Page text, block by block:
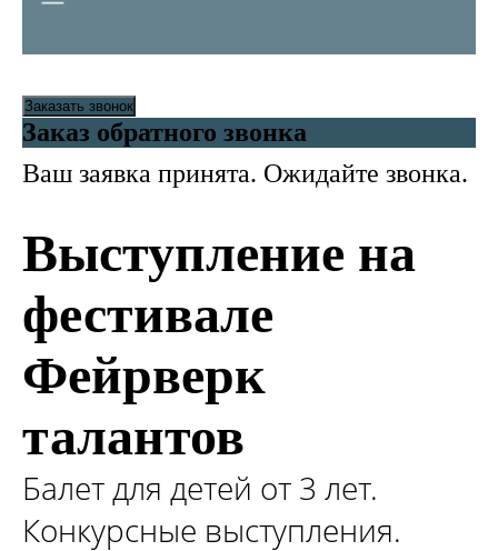
Заказать звонок
Заказ обратного звонка
Ваш заявка принята. Ожидайте звонка.
Выступление на
фестивале
Фейрверк
талантов
Балет для детей от 3 лет.
Конкурсные выступления.